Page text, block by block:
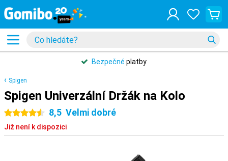
Bezpečné platby
Spigen
Spigen Univerzální Držák na Kolo
4.5 hvězdičky
8,5 Velmi dobré
Již není k dispozici